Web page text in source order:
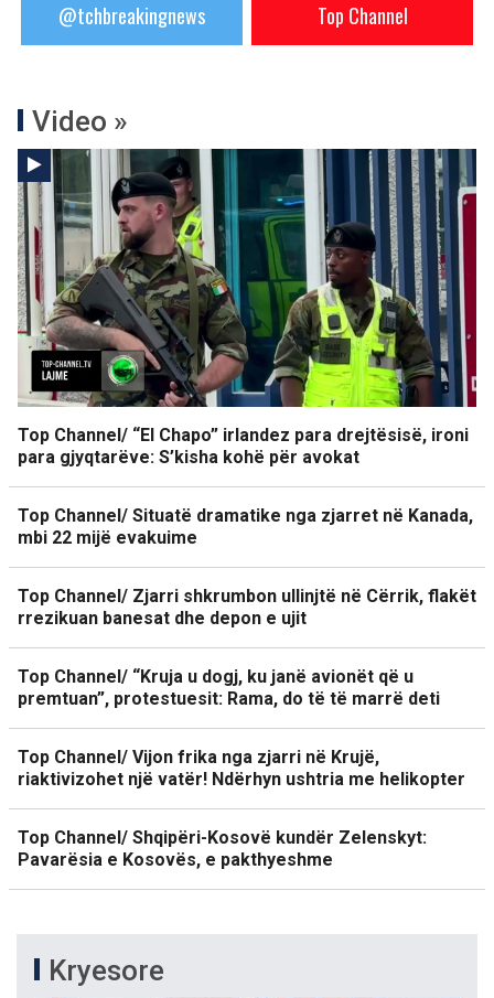
@tchbreakingnews Top Channel
Video »
Top Channel/ “El Chapo” irlandez para drejtësisë, ironi
para gjyqtarëve: S’kisha kohë për avokat
Top Channel/ Situatë dramatike nga zjarret në Kanada,
mbi 22 mijë evakuime
Top Channel/ Zjarri shkrumbon ullinjtë në Cërrik, flakët
rrezikuan banesat dhe depon e ujit
Top Channel/ “Kruja u dogj, ku janë avionët që u
premtuan”, protestuesit: Rama, do të të marrë deti
Top Channel/ Vijon frika nga zjarri në Krujë,
riaktivizohet një vatër! Ndërhyn ushtria me helikopter
Top Channel/ Shqipëri-Kosovë kundër Zelenskyt:
Pavarësia e Kosovës, e pakthyeshme
Kryesore